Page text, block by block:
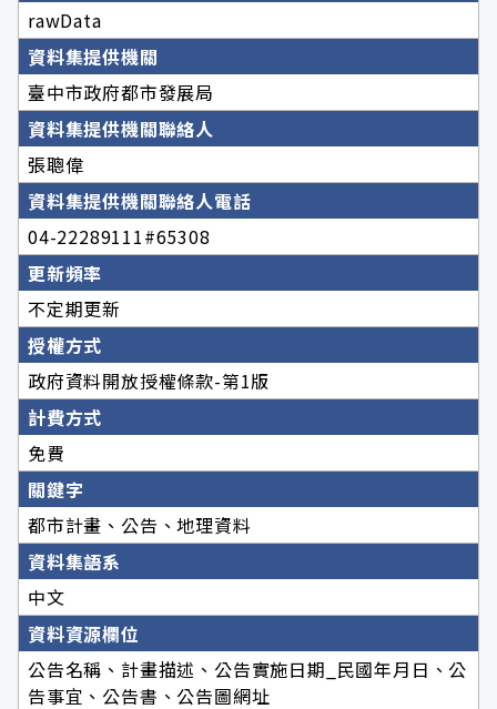
rawData
資料集提供機關
臺中市政府都市發展局
資料集提供機關聯絡人
張聰偉
資料集提供機關聯絡人電話
04-22289111#65308
更新頻率
不定期更新
授權方式
政府資料開放授權條款-第1版
計費方式
免費
關鍵字
都市計畫、公告、地理資料
資料集語系
中文
資料資源欄位
公告名稱、計畫描述、公告實施日期_民國年月日、公
告事宜、公告書、公告圖網址